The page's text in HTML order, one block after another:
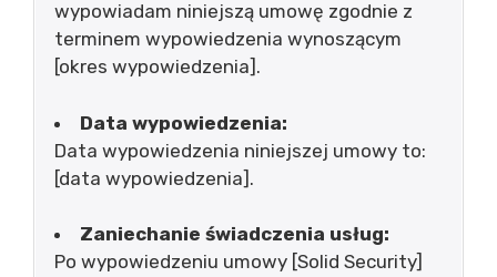
wypowiadam niniejszą umowę zgodnie z
terminem wypowiedzenia wynoszącym
[okres wypowiedzenia].
Data wypowiedzenia:
Data wypowiedzenia niniejszej umowy to:
[data wypowiedzenia].
Zaniechanie świadczenia usług:
Po wypowiedzeniu umowy [Solid Security]